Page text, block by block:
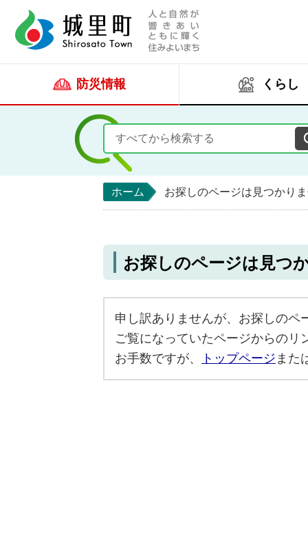
防災情報 くらし
ホーム お探しのページは見つかり
お探しのページは見つ
申し訳ありませんが、お探しのペ
ご覧になっていたページからの
お手数ですが、
トップページ また